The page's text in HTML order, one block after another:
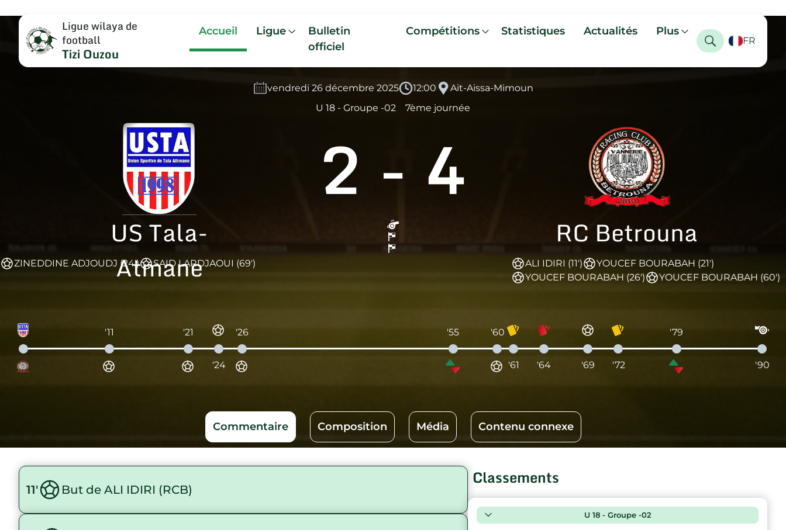
Ligue wilaya de
football
Tizi Ouzou
Accueil Ligue
Bulletin
officiel
Compétitions Statistiques Actualités Plus
FR
vendredi 26 décembre 2025 12:00
Ait-Aissa-Mimoun
U 18 - Groupe -02
7ème journée
US Tala-
Atmane
2 - 4
RC Betrouna
ZINEDDINE ADJOUDJ (24') SAID LARDJAOUI (69') ALI IDIRI (11')
YOUCEF BOURABAH (21')
YOUCEF BOURABAH (26')
YOUCEF BOURABAH (60')
'11 '21
'24
'26 '55 '60
'61 '64 '69 '72
'79
'90
Commentaire Composition Média Contenu connexe
11' But de ALI IDIRI (RCB)
Classements
U 18 - Groupe -02